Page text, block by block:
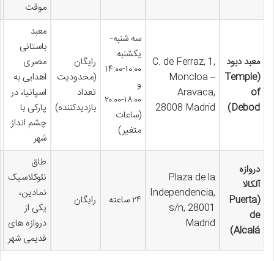
موقت
معبد دبود
(Temple
of
Debod)
C. de Ferraz, 1,
Moncloa –
Aravaca,
28008 Madrid
سه شنبه-
یکشنبه:
۱۰:۰۰-۱۴:۰۰
و
۱۸:۰۰-۲۰:۰۰
(ساعات
متغیر)
رایگان
(محدودیت
تعداد
بازدیدکننده)
معبد
باستانی
مصری
اهدایی به
اسپانیا، در
پارکی با
چشم انداز
شهر
دروازه
آلکالا
(Puerta
de
Alcalá)
Plaza de la
Independencia,
s/n, 28001
Madrid
۲۴ ساعته رایگان
طاق
نئوکلاسیک
نمادین،
یکی از
دروازه های
قدیمی شهر